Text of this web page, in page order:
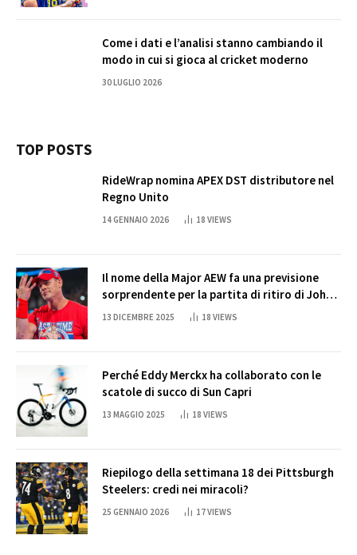
Come i dati e l’analisi stanno cambiando il
modo in cui si gioca al cricket moderno
30 LUGLIO 2026
TOP POSTS
RideWrap nomina APEX DST distributore nel
Regno Unito
14 GENNAIO 2026 18 VIEWS
Il nome della Major AEW fa una previsione
sorprendente per la partita di ritiro di John
Cena
13 DICEMBRE 2025 18 VIEWS
Perché Eddy Merckx ha collaborato con le
scatole di succo di Sun Capri
13 MAGGIO 2025 18 VIEWS
Riepilogo della settimana 18 dei Pittsburgh
Steelers: credi nei miracoli?
25 GENNAIO 2026 17VIEWS